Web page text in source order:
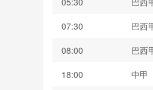
07:30
巴西
08:00
巴西
18:00
中甲